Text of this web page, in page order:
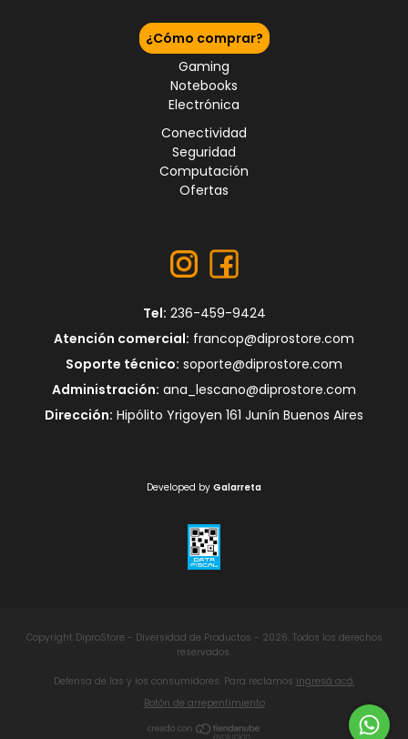
¿Cómo comprar?
Gaming
Notebooks
Electrónica
Conectividad
Seguridad
Computación
Ofertas
Tel: 236-459-9424
Atención comercial: francop@diprostore.com
Soporte técnico: soporte@diprostore.com
Administración: ana_lescano@diprostore.com
Dirección: Hipólito Yrigoyen 161 Junín Buenos Aires
Developed by Galarreta
Copyright DiproStore - Diversidad de Productos - 2026. Todos los derechos
reservados.
Defensa de las y los consumidores. Para reclamos ingresá acá.
Botón de arrepentimiento